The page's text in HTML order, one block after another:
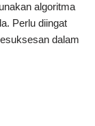
algoritma
Perlu diingat
dalam